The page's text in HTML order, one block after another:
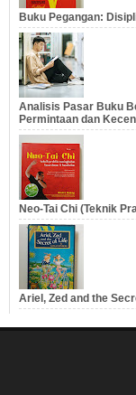
Buku Pegangan:
Analisis Pasar Buku
Permintaan dan
Neo-Tai Chi (Teknik
Ariel, Zed and the